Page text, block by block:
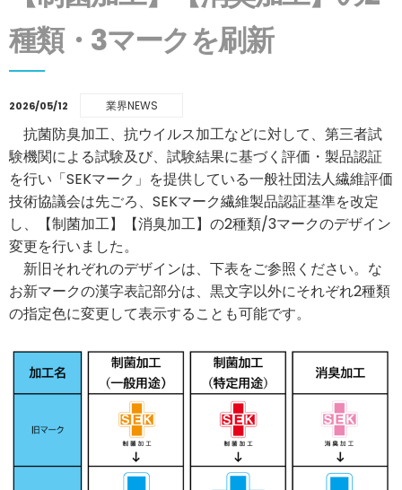
種類・3マークを刷新
2026/05/12 業界NEWS
抗菌防臭加工、抗ウイルス加工などに対して、第三者試
験機関による試験及び、試験結果に基づく評価・製品認証
を行い「SEKマーク」を提供している一般社団法人繊維評価
技術協議会は先ごろ、SEKマーク繊維製品認証基準を改定
し、【制菌加工】【消臭加工】の2種類/3マークのデザイン
変更を行いました。
新旧それぞれのデザインは、下表をご参照ください。な
お新マークの漢字表記部分は、黒文字以外にそれぞれ2種類
の指定色に変更して表示することも可能です。